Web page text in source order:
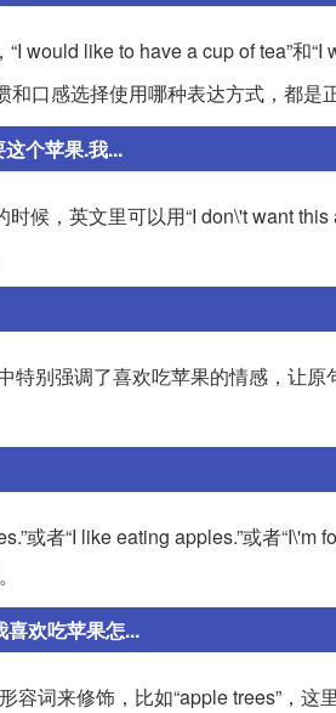
would like to have a cup of tea”和“I
和口感选择使用哪种表达方式，都是
个苹果.我...
候，英文里可以用“I don\'t want
特别强调了喜欢吃苹果的情感，让
或者“I like eating apples.”或者
欢吃苹果怎...
词来修饰，比如“apple trees”，这